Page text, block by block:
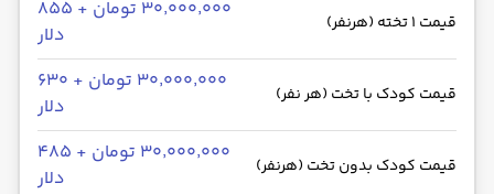
به فرودگاه بین‌المللی دبی DXB
از فرودگاه بین‌المللی دبی DXB
قیمت 1 تخته (هرنفر)
۳۰٬۰۰۰٬۰۰۰ تومان + ۸۵۵
دلار
قیمت کودک با تخت (هر نفر)
۳۰٬۰۰۰٬۰۰۰ تومان + ۶۳۰
دلار
قیمت کودک بدون تخت (هرنفر)
۳۰٬۰۰۰٬۰۰۰ تومان + ۴۸۵
دلار